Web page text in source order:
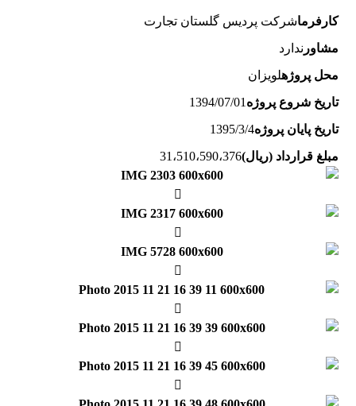
کارفرماشرکت پرديس گلستان تجارت
مشاور ندارد
محل پروژهلویزان
تاریخ شروع پروژه 1394/07/01
تاریخ پایان پروژه1395/3/4
مبلغ قرارداد (ریال)31،510،590،376